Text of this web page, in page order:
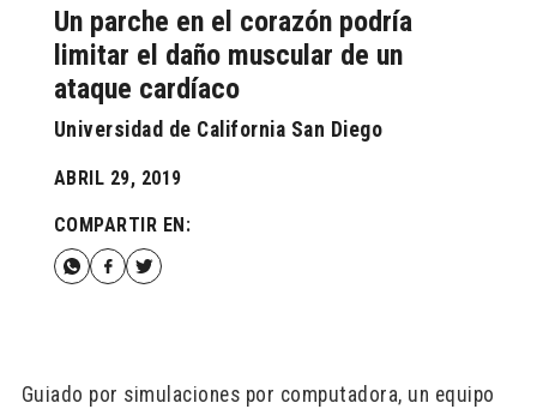
Un parche en el corazón podría
limitar el daño muscular de un
ataque cardíaco
Universidad de California San Diego
ABRIL 29, 2019
COMPARTIR EN:
Guiado por simulaciones por computadora, un equipo